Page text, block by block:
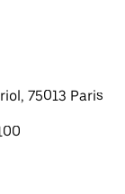
75013 Paris